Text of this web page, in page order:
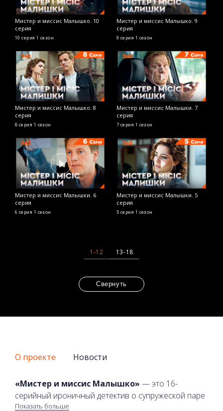
Мистер и миссис Малышко. 10
серия
10 серия 1 сезон
Мистер и миссис Малышко. 9
серия
9 серия 1 сезон
Мистер и миссис Малышко. 8
серия
8 серия 1 сезон
Мистер и миссис Малышки. 7
серия
7 серия 1 сезон
Мистер и миссис Малышки. 6
серия
6 серия 1 сезон
Мистер и миссис Малышки. 5
серия
5 серия 1 сезон
1-12 13-18
Свернуть
О проекте Новости
«Мистер и миссис Малышко» — это 16-
серийный ироничный детектив о супружеской паре
Александра и Марии — заботливых, внимательных
Показать больше